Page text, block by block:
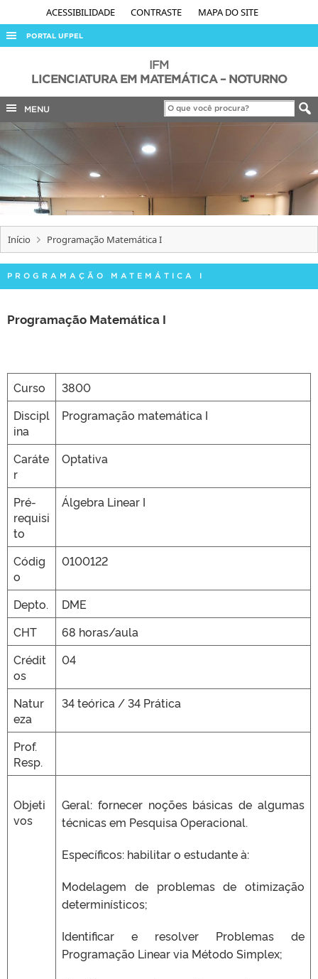
ACESSIBILIDADE CONTRASTE MAPA DO SITE
PORTAL UFPEL
AUDITORIA
COBALTO
CONCURSOS
EDITAIS
INTERNACIONAL
OUVIDORIA
PORTARIAS
TELEFONES
IFM
LICENCIATURA EM MATEMÁTICA – NOTURNO
MENU
CLMN2025
Início Programação Matemática I
PROGRAMAÇÃO MATEMÁTICA I
Programação Matemática I
Curso
3800
Discipl
ina
Programação matemática I
Caráte
r
Optativa
Pré-
requisi
to
Álgebra Linear I
Códig
o
0100122
Depto.
DME
CHT
68 horas/aula
Crédit
os
04
Natur
eza
34 teórica / 34 Prática
Prof.
Resp.
Objeti
vos
Geral: fornecer noções básicas de algumas
técnicas em Pesquisa Operacional.
Específicos: habilitar o estudante à:
Modelagem de problemas de otimização
determinísticos;
Identificar e resolver Problemas de
Programação Linear via Método Simplex;